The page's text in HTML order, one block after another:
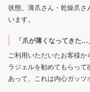
状態。薄爪さん・乾燥爪
います。
「爪が薄くなってきた
ご利用いただいたお客様
ラジェルを勧めてもらっ
あって、これは内心ガッツ